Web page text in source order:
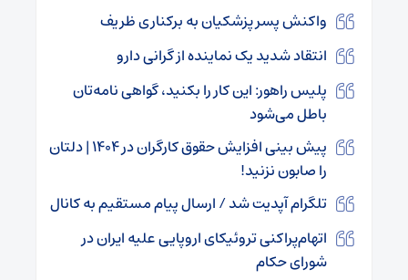
واکنش پسر پزشکیان به برکناری ظریف
انتقاد شدید یک نماینده از گرانی دارو
پلیس راهور: این کار را بکنید، گواهی نامه‌تان
باطل می‌شود
پیش‌ بینی افزایش حقوق کارگران در ۱۴۰۴ | دلتان
را صابون نزنید!
تلگرام آپدیت شد / ارسال پیام مستقیم به کانال‌
اتهام‌پراکنی تروئیکای اروپایی علیه ایران در
شورای حکام